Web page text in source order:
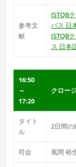
参考文
献
ISTQB
バス 日
ISTQB
ス 日本
16:50
～
17:20
クロー
タイト
ル
2日間の
司会 風間 裕